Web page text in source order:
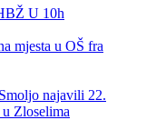
U 10h
mjesta u OŠ fra
najavili 22.
Zloselima